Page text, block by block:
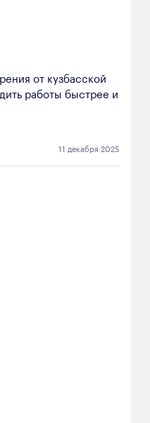
от кузбасской
работы быстрее и
11 декабря 2025